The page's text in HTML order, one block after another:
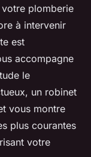
plomberie
à intervenir
est
accompagne
le
un robinet
vous montre
plus courantes
votre